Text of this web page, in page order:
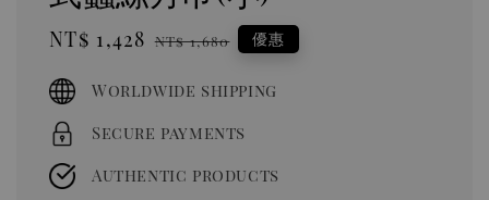
Sale
NT$ 1,428 Regular
NT$ 1,680 優惠
Worldwide shipping
Secure payments
Authentic products